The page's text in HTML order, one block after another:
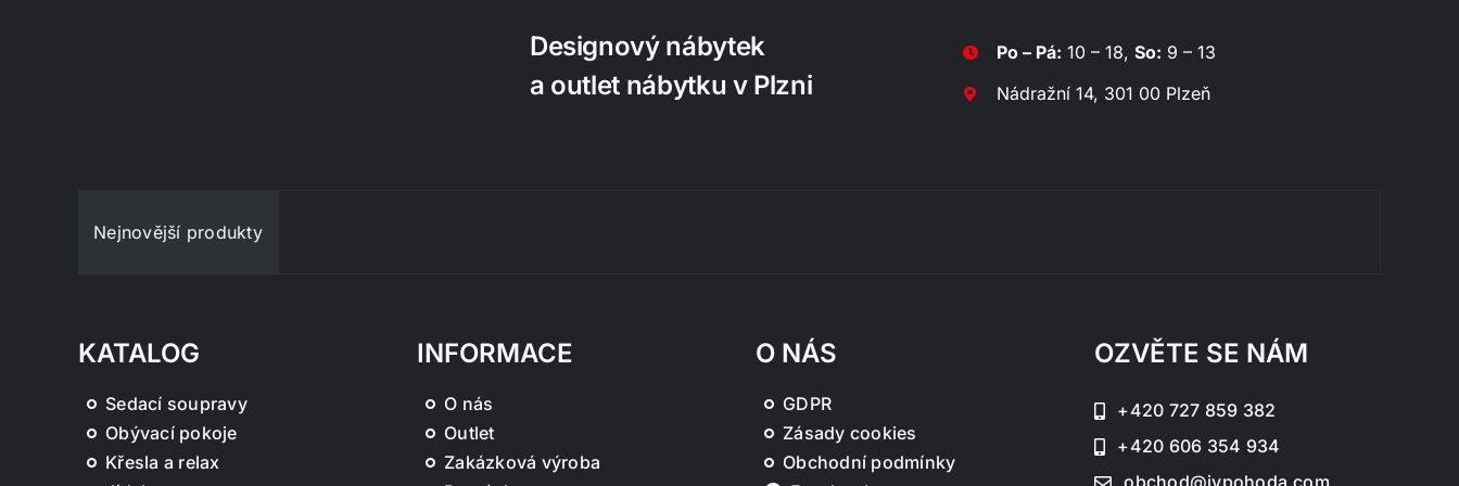
Designový nábytek
a outlet nábytku v Plzni
Po – Pá: 10 – 18,So: 9 – 13
Nádražní 14, 301 00 Plzeň
Nejnovější produkty
KATALOG
Sedací soupravy
Obývací pokoje
Křesla a relax
INFORMACE
O nás
Outlet
Zakázková výroba
O NÁS
GDPR
Zásady cookies
Obchodní podmínky
OZVĚTE SE NÁM
+420 727 859 382
+420 606 354 934